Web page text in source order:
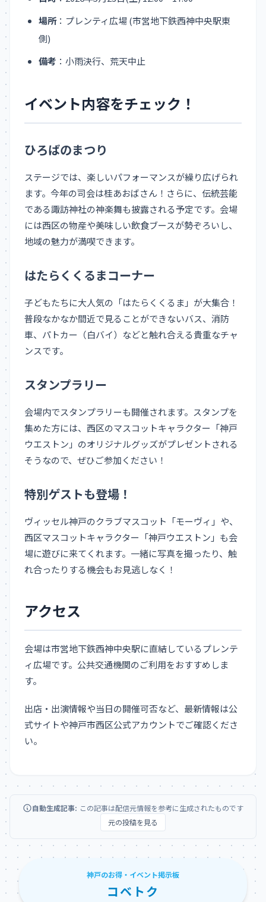
場所：プレンティ広場 (市営地下鉄西神中央駅東
側)
備考 ：小雨決行、荒天中止
イベント内容をチェック！
ひろばのまつり
ステージでは、楽しいパフォーマンスが繰り広げられ
ます。今年の司会は桂あおばさん！さらに、伝統芸能
である諏訪神社の神楽舞も披露される予定です。会場
には西区の物産や美味しい飲食ブースが勢ぞろいし、
地域の魅力が満喫できます。
はたらくくるまコーナー
子どもたちに大人気の「はたらくくるま」が大集合！
普段なかなか間近で見ることができないバス、消防
車、パトカー（白バイ）などと触れ合える貴重なチャ
ンスです。
スタンプラリー
会場内でスタンプラリーも開催されます。スタンプを
集めた方には、西区のマスコットキャラクター「神戸
ウエストン」のオリジナルグッズがプレゼントされる
そうなので、ぜひご参加ください！
特別ゲストも登場！
ヴィッセル神戸のクラブマスコット「モーヴィ」や、
西区マスコットキャラクター「神戸ウエストン」も会
場に遊びに来てくれます。一緒に写真を撮ったり、触
れ合ったりする機会もお見逃しなく！
アクセス
会場は市営地下鉄西神中央駅に直結しているプレンテ
ィ広場です。公共交通機関のご利用をおすすめしま
す。
出店・出演情報や当日の開催可否など、最新情報は公
式サイトや神戸市西区公式アカウントでご確認くださ
い。
自動生成記事: この記事は配信元情報を参考に生成されたものです
元の投稿を見る
神戸のお得・イベント掲示板
コベトク